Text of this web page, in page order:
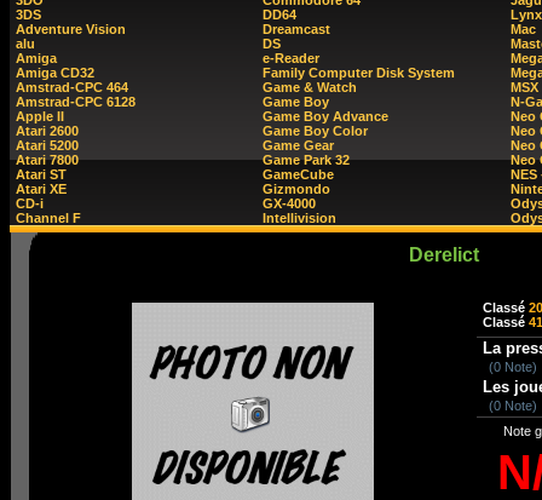
3DS
Adventure Vision
alu
Amiga
Amiga CD32
Amstrad-CPC 464
Amstrad-CPC 6128
Apple II
Atari 2600
Atari 5200
Atari 7800
Atari ST
Atari XE
CD-i
Channel F
DD64
Dreamcast
DS
e-Reader
Family Computer Disk System
Game & Watch
Game Boy
Game Boy Advance
Game Boy Color
Game Gear
Game Park 32
GameCube
Gizmondo
GX-4000
Intellivision
Lynx
Mac
MSX
N-
Neo
Neo
Neo
Neo
NES
Derelict
Classé
Classé 41
La
(0 Note)
Les
(0 Note)
Note